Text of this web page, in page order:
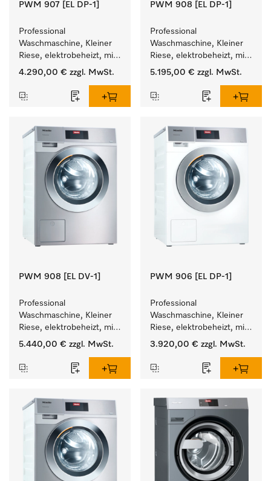
PWM 907 [EL DP-1]
Professional
Waschmaschine, Kleiner
Riese, elektrobeheizt, mit
Ablaufpumpe und
Programmen.
Leistung 7 kg  in 49 min .
4.290,00 € zzgl. MwSt.
PWM 908 [EL DP-1]
Professional
Waschmaschine, Kleiner
Riese, elektrobeheizt, mit
Ablaufpumpe und
Programmen.
Leistung 8 kg  in 49 min .
5.195,00 € zzgl. MwSt.
PWM 908 [EL DV-1]
Professional
Waschmaschine, Kleiner
Riese, elektrobeheizt, mit
Ablaufventil und
Programmen.
Leistung 8 kg  in 49 min .
5.440,00 € zzgl. MwSt.
PWM 906 [EL DP-1]
Professional
Waschmaschine, Kleiner
Riese, elektrobeheizt, mit
Ablaufpumpe und
Programmen.
Leistung 6 kg  in 49 min .
3.920,00 € zzgl. MwSt.